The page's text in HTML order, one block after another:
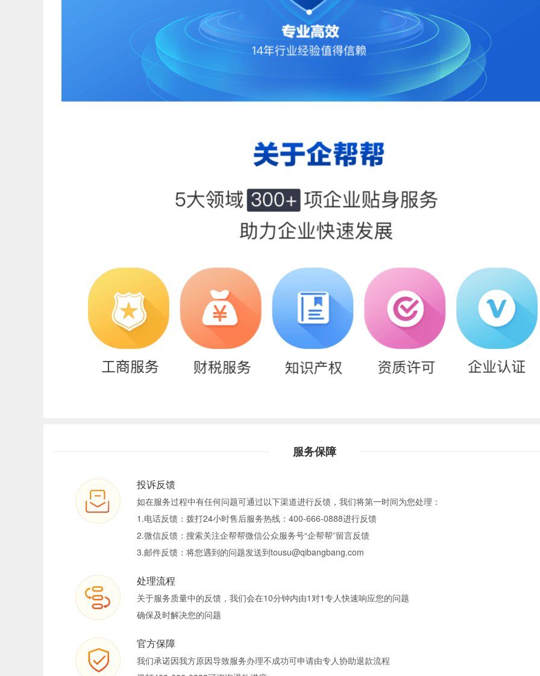
服务保障
投诉反馈
如在服务过程中有任何问题可通过以下渠道进行反馈，我们将第一时间为您处理：
1.电话反馈：拨打24小时售后服务热线：400-666-0888进行反馈
2.微信反馈：搜索关注企帮帮微信公众服务号“企帮帮”留言反馈
3.邮件反馈：将您遇到的问题发送到tousu@qibangbang.com
处理流程
关于服务质量中的反馈，我们会在10分钟内由1对1专人快速响应您的问题
确保及时解决您的问题
官方保障
我们承诺因我方原因导致服务办理不成功可申请由专人协助退款流程